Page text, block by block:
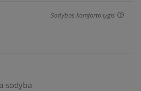
Sodybos komforto lygis
sodyba